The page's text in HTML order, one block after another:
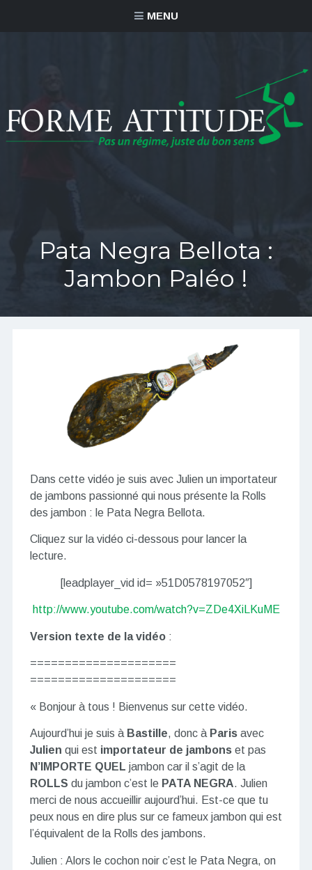
MENU
Pata Negra Bellota :
Jambon Paléo !
Dans cette vidéo je suis avec Julien un importateur
de jambons passionné qui nous présente la Rolls
des jambon : le Pata Negra Bellota.
Cliquez sur la vidéo ci-dessous pour lancer la
lecture.
[leadplayer_vid id= »51D0578197052″]
http://www.youtube.com/watch?v=ZDe4XiLKuME
Version texte de la vidéo:
=====================
=====================
« Bonjour à tous ! Bienvenus sur cette vidéo.
Aujourd’hui je suis à Bastille, donc à Parisavec
Julien qui est importateur de jambonset pas
N’IMPORTE QUEL jambon car il s’agit de la
ROLLS du jambon c’est le PATA NEGRA. Julien
merci de nous accueillir aujourd’hui. Est-ce que tu
peux nous en dire plus sur ce fameux jambon qui est
l’équivalent de la Rolls des jambons.
Julien : Alors le cochon noir c’est le Pata Negra, on